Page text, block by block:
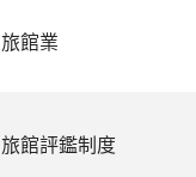
旅館業
旅館評鑑制度